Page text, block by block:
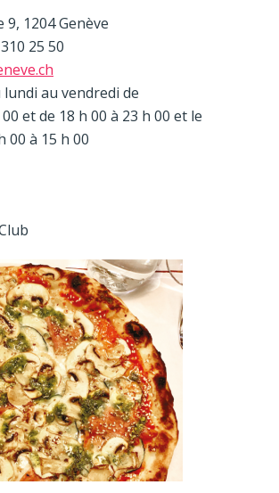
9, 1204 Genève
25 50
au vendredi de
et de 18 h 00 à 23 h 00 et le
00 à 15 h 00